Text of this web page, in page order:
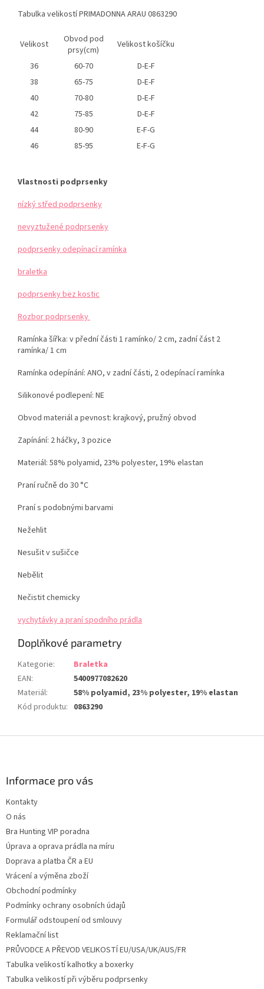
Tabulka velikostí PRIMADONNA ARAU 0863290
Velikost
Obvod pod
prsy(cm)
Velikost košíčku
36
60-70
D-E-F
38
65-75
D-E-F
40
70-80
D-E-F
42
75-85
D-E-F
44
80-90
E-F-G
46
85-95 E-F-G
Vlastnosti podprsenky
nízký střed podprsenky
nevyztužené podprsenky
podprsenky odepínací ramínka
braletka
podprsenky bez kostic
Rozbor podprsenky
Ramínka šířka: v přední části 1 ramínko/ 2 cm, zadní část 2
ramínka/ 1 cm
Ramínka odepínání: ANO, v zadní části, 2 odepínací ramínka
Silikonové podlepení: NE
Obvod materiál a pevnost: krajkový, pružný obvod
Zapínání: 2 háčky, 3 pozice
Materiál: 58% polyamid, 23% polyester, 19% elastan
Praní ručně do 30 °C
Praní s podobnými barvami
Nežehlit
Nesušit v sušičce
Nebělit
Nečistit chemicky
vychytávky a praní spodního prádla
Doplňkové parametry
Kategorie:
Braletka
EAN:
5400977082620
Materiál:
58% polyamid, 23% polyester, 19% elastan
Kód produktu: 0863290
Informace pro vás
Kontakty
O nás
Bra Hunting VIP poradna
Úprava a oprava prádla na míru
Doprava a platba ČR a EU
Vrácení a výměna zboží
Obchodní podmínky
Podmínky ochrany osobních údajů
Formulář odstoupení od smlouvy
Reklamační list
PRŮVODCE A PŘEVOD VELIKOSTÍ EU/USA/UK/AUS/FR
Tabulka velikostí kalhotky a boxerky
Tabulka velikostí při výběru podprsenky